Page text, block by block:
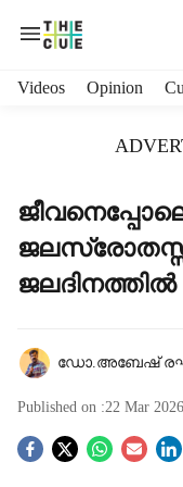
Videos Opinion
ജലദിനത്തില്‍
ഡോ.അബേഷ്
Published on :22 Mar
S